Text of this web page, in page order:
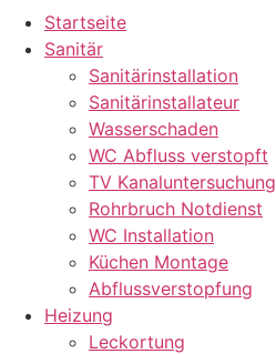
Startseite
Sanitär
Sanitärinstallation
Sanitärinstallateur
Wasserschaden
WC Abfluss verstopft
TV Kanaluntersuchung
Rohrbruch Notdienst
WC Installation
Küchen Montage
Abflussverstopfung
Heizung
Leckortung